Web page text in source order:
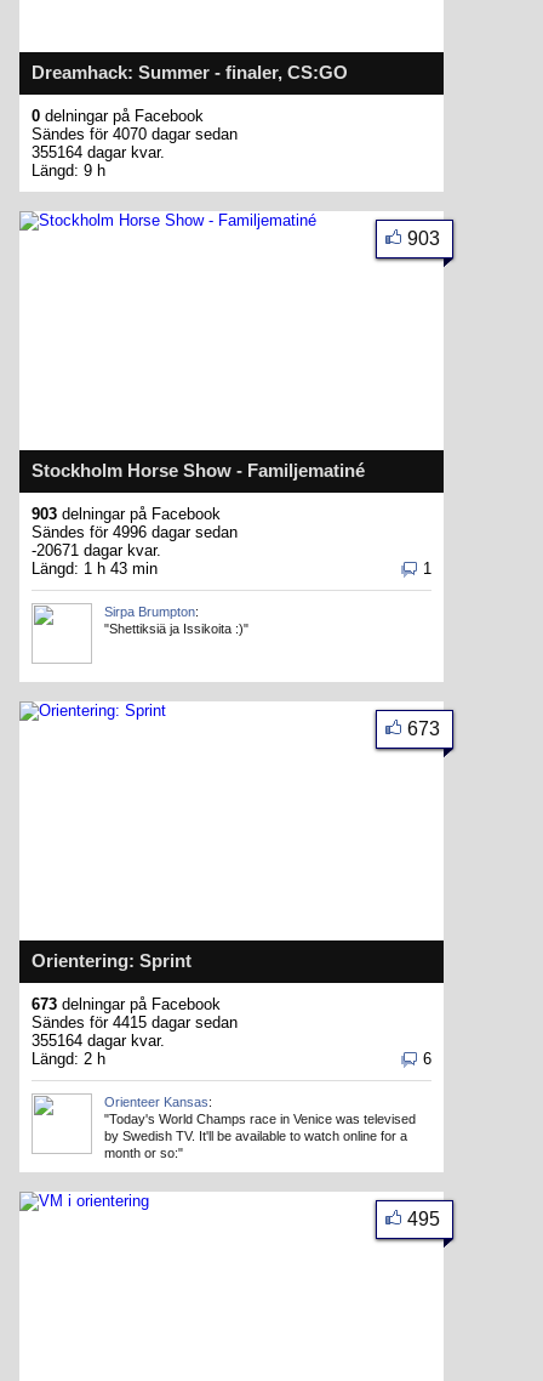
Dreamhack: Summer - finaler, CS:GO
0 delningar på Facebook
Sändes för 4070 dagar sedan
355164 dagar kvar.
Längd: 9 h
Stockholm Horse Show - Familjematiné
903
903 delningar på Facebook
Sändes för 4996 dagar sedan
-20671 dagar kvar.
Längd: 1 h 43 min
1
Sirpa Brumpton:
"Shettiksiä ja Issikoita :)"
Orientering: Sprint
673
673 delningar på Facebook
Sändes för 4415 dagar sedan
355164 dagar kvar.
Längd: 2 h
6
Orienteer Kansas:
"Today's World Champs race in Venice was televised
by Swedish TV. It'll be available to watch online for a
month or so:"
495